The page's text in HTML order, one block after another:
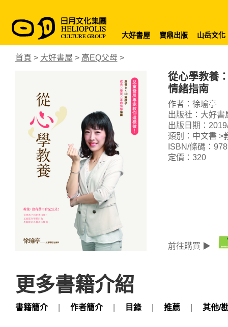
大好書屋 寶鼎出版 山岳文化
首頁 > 大好書屋 > 高EQ父母 >
從心學教養
情緒指南
作者：徐瑜亭
出版社：大好書
出版日期：
類別：中文書 >
ISBN/條碼：
定價：320
前往購買 ▶
更多書籍介紹
書籍簡介 作者簡介 目錄 推薦 其他/